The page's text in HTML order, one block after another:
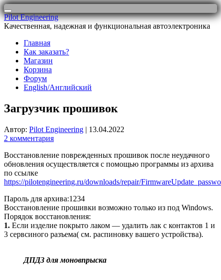
Перейти
к
Pilot Engineering
Качественная, надежная и функциональная автоэлектроника
Главная
Как заказать?
Магазин
Корзина
Форум
English/Английский
Загрузчик прошивок
Автор: Pilot Engineering | 13.04.2022
2 комментария
Восстановление поврежденных прошивок после неудачного
обновления осуществляется с помощью программы из архива
по ссылке
https://pilotengineering.ru/downloads/repair/
Пароль для архива:1234
Восстановление прошивки возможно только из под Windows.
Порядок восстановления:
1. Если изделие покрыто лаком — удалить лак с контактов 1 и
3 сервсиного разъема( см. распиновку вашего устройства).
ДПДЗ для моновпрыска